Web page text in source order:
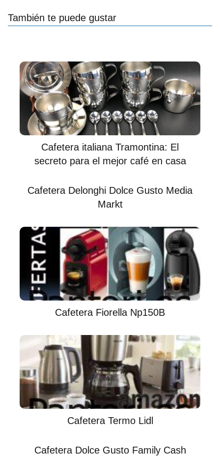
También te puede gustar
Cafetera italiana Tramontina: El
secreto para el mejor café en casa
Cafetera Delonghi Dolce Gusto Media
Markt
Cafetera Fiorella Np150B
Cafetera Termo Lidl
Cafetera Dolce Gusto Family Cash